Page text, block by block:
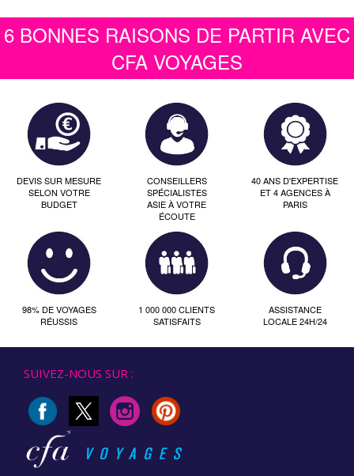
6 BONNES RAISONS DE PARTIR AVEC
CFA VOYAGES
DEVIS SUR MESURE
SELON VOTRE
BUDGET
CONSEILLERS
SPÉCIALISTES
ASIE À VOTRE
ÉCOUTE
40 ANS D'EXPERTISE
ET 4 AGENCES À
PARIS
98% DE VOYAGES
RÉUSSIS
1 000 000 CLIENTS
SATISFAITS
ASSISTANCE
LOCALE 24H/24
SUIVEZ-NOUS SUR :